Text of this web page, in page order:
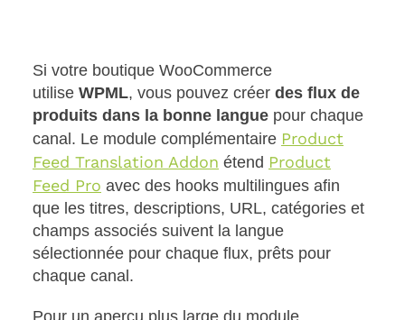
Si votre boutique WooCommerce
utilise WPML, vous pouvez créer des flux de
produits dans la bonne langue pour chaque
canal. Le module complémentaire Product
Feed Translation Addon étend Product
Feed Pro avec des hooks multilingues afin
que les titres, descriptions, URL, catégories et
champs associés suivent la langue
sélectionnée pour chaque flux, prêts pour
chaque canal.